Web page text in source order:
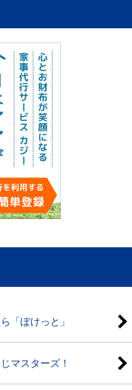
「ぽけっと」
マスターズ！